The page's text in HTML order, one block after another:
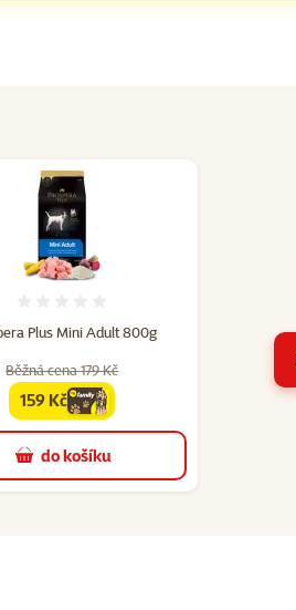
23
Plus Mini Adult 800g
Běžná cena 179 Kč
familycena
159 Kč
do košíku